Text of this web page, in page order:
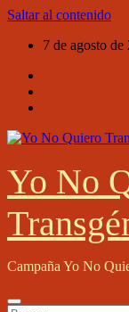
Saltar al contenido
7 de agosto de
Yo No
Campaña Yo No